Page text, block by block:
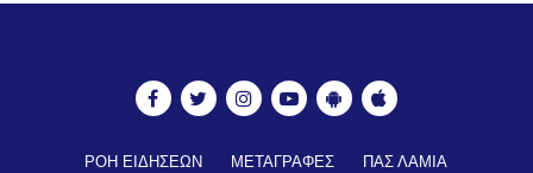
ΡΟΗ ΕΙΔΗΣΕΩΝ ΜΕΤΑΓΡΑΦΕΣ
ΠΑΣ ΛΑΜΙΑ